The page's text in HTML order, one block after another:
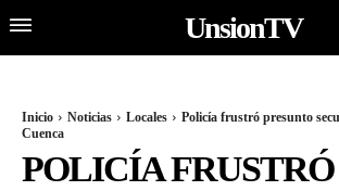
UnsionTV
Inicio Noticias Locales
Policía frustró presunto
Cuenca
POLICÍA FRUSTRÓ